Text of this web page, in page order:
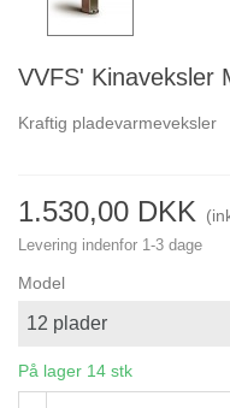
VVFS' Kinaveksler
Kraftig pladevarmeveksler
1.530,00 DKK
Levering indenfor 1-3 dage
Model
På lager 14 stk